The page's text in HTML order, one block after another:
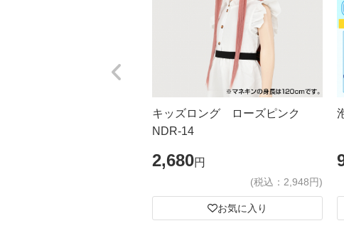
キッズロング ローズピンク
NDR-14
2,680円
(税込：2,948円)
お気に入り